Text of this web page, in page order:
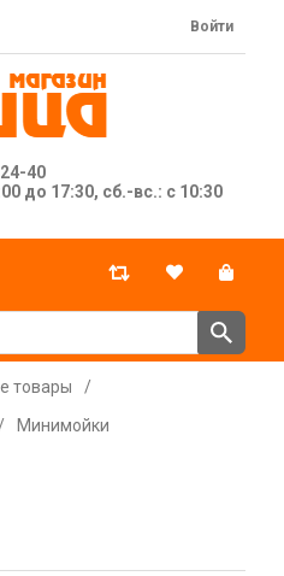
40
до 17:30, сб.-вс.: с 10:30
Войти
товары
/
/ Минимойки